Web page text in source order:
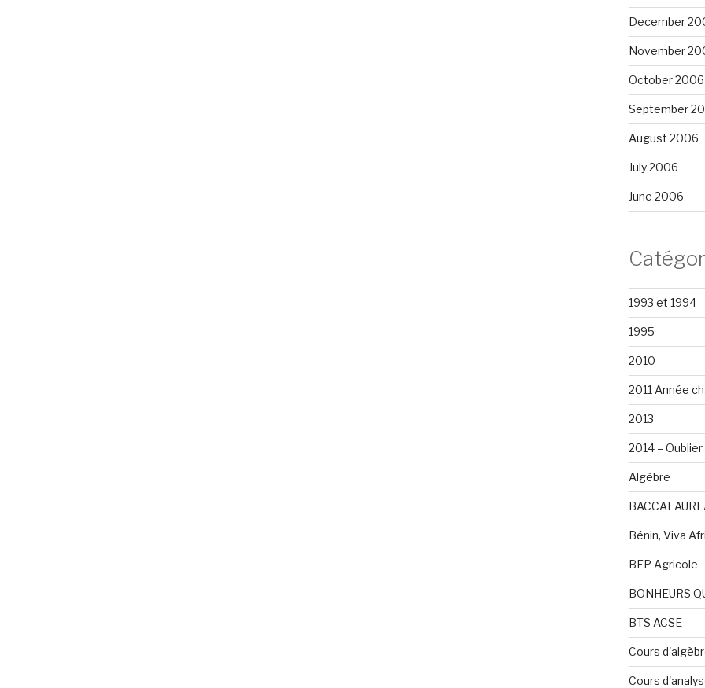
December
November
October 2006
September
August 2006
July 2006
June 2006
1993 et 1994
1995
2010
2011 Année
2013
2014 –
Algèbre
Bénin, Viva
BEP Agricole
BONHEURS
BTS ACSE
Cours
Cours